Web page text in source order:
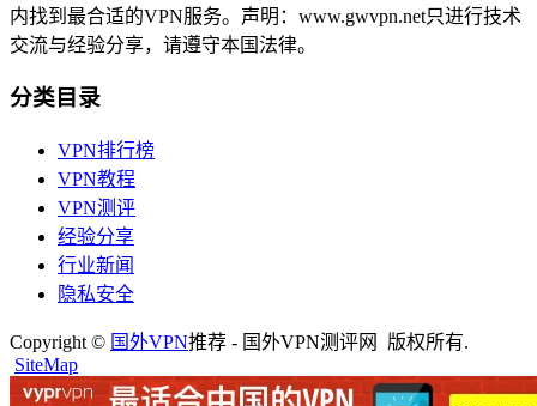
内找到最合适的VPN服务。声明：www.gwvpn.net只进行技术
交流与经验分享，请遵守本国法律。
分类目录
VPN排行榜
VPN教程
VPN测评
经验分享
行业新闻
隐私安全
Copyright © 国外VPN推荐 - 国外VPN测评网 版权所有.
SiteMap